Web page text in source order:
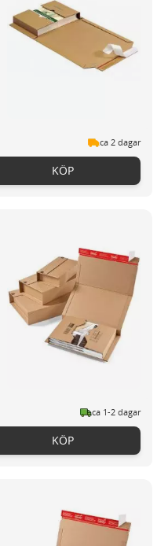
ca 2 dagar
KÖP
ca 1-2 dagar
KÖP